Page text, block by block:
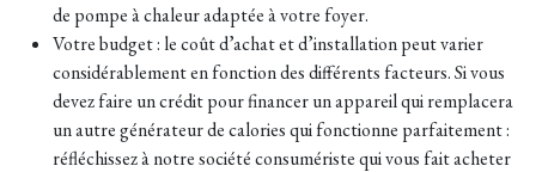
de pompe à chaleur adaptée à votre foyer.
Votre budget : le coût d’achat et d’installation peut varier
considérablement en fonction des différents facteurs. Si vous
devez faire un crédit pour financer un appareil qui remplacera
un autre générateur de calories qui fonctionne parfaitement :
réfléchissez à notre société consumériste qui vous fait acheter